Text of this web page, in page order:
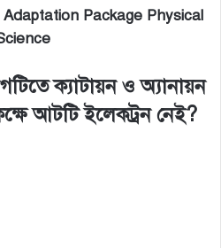
Package Physical
ক্যাটায়ন ও অ্যানায়ন
আটটি ইলেকট্রন নেই?